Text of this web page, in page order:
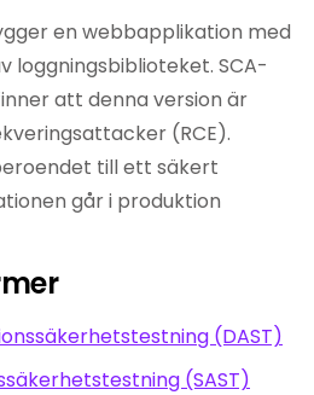
en webbapplikation med
loggningsbiblioteket. SCA-
att denna version är
(RCE).
till ett säkert
går i produktion
(DAST)
(SAST)